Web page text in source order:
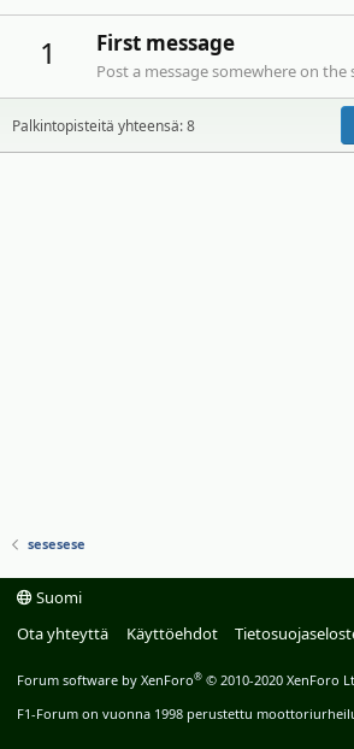
1 First message
Post a message somewhere on the
Palkintopisteitä yhteensä: 8
sesesese
Suomi
Ota yhteyttä
Käyttöehdot
Forum software by XenForo® © 2010-2020 XenForo
F1-Forum on vuonna 1998 perustettu